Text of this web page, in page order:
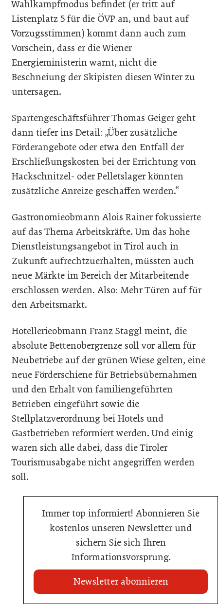
Wahlkampfmodus befindet (er tritt auf
Listenplatz 5 für die ÖVP an, und baut auf
Vorzugsstimmen) kommt dann auch zum
Vorschein, dass er die Wiener
Energieministerin warnt, nicht die
Beschneiung der Skipisten diesen Winter zu
untersagen.
Spartengeschäftsführer Thomas Geiger geht
dann tiefer ins Detail: „Über zusätzliche
Förderangebote oder etwa den Entfall der
Erschließungskosten bei der Errichtung von
Hackschnitzel- oder Pelletslager könnten
zusätzliche Anreize geschaffen werden.“
Gastronomieobmann Alois Rainer fokussierte
auf das Thema Arbeitskräfte. Um das hohe
Dienstleistungsangebot in Tirol auch in
Zukunft aufrechtzuerhalten, müssten auch
neue Märkte im Bereich der Mitarbeitende
erschlossen werden. Also: Mehr Türen auf für
den Arbeitsmarkt.
Hotellerieobmann Franz Staggl meint, die
absolute Bettenobergrenze soll vor allem für
Neubetriebe auf der grünen Wiese gelten, eine
neue Förderschiene für Betriebsübernahmen
und den Erhalt von familiengeführten
Betrieben eingeführt sowie die
Stellplatzverordnung bei Hotels und
Gastbetrieben reformiert werden. Und einig
waren sich alle dabei, dass die Tiroler
Tourismusabgabe nicht angegriffen werden
soll.
Immer top informiert! Abonnieren Sie
kostenlos unseren Newsletter und
sichern Sie sich Ihren
Informationsvorsprung.
Newsletter abonnieren